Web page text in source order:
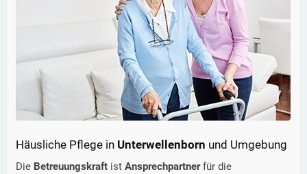
Häusliche Pflege in Unterwellenborn und Umgebung
Die Betreuungskraft ist Ansprechpartnerfür die